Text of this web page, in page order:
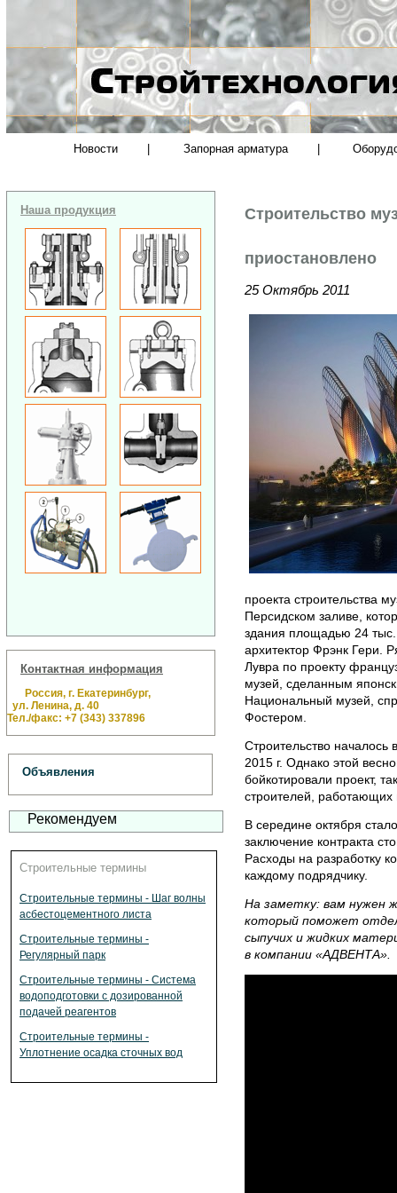
Новости Запорная арматура
Наша продукция
Контактная информация
Россия, г. Екатеринбург,
ул. Ленина, д. 40
Тел./факс: +7 (343) 337896
Объявления
Рекомендуем
Строительные термины
Строительные термины - Шаг волны
асбестоцементного листа
Строительные термины -
Регулярный парк
Строительные термины - Система
водоподготовки с дозированной
подачей реагентов
Строительные термины -
Уплотнение осадка сточных вод
Строительство
приостановлено
25 Октябрь 2011
проекта строительства
Персидском заливе,
здания площадью 24
архитектор Фрэнк Гери.
Лувра по проекту
музей, сделанным
Национальный музей,
Фостером.
Строительство началось
2015 г. Однако этой
бойкотировали проект,
строителей,
В середине октября
заключение контракта
Расходы на разработку
каждому подрядчику.
На заметку: вам нужен
который поможет
сыпучих и жидких
в компании «АДВЕНТА».